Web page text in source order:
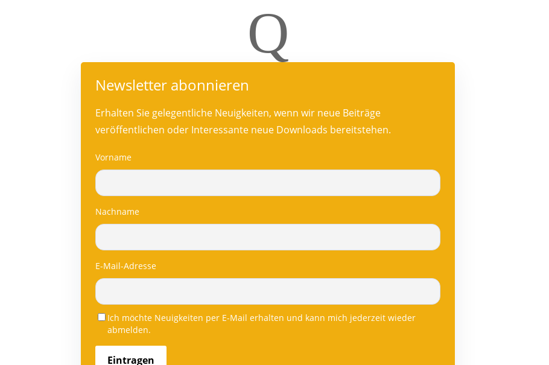
Q
Newsletter abonnieren
Erhalten Sie gelegentliche Neuigkeiten, wenn wir neue Beiträge
veröffentlichen oder Interessante neue Downloads bereitstehen.
Vorname
Nachname
E-Mail-Adresse
Ich möchte Neuigkeiten per E-Mail erhalten und kann mich jederzeit wieder
abmelden.
Eintragen